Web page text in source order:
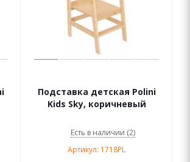
Подставка детская Polini
Kids Sky, коричневый
Есть в наличии (2)
Артикул: 1718PL